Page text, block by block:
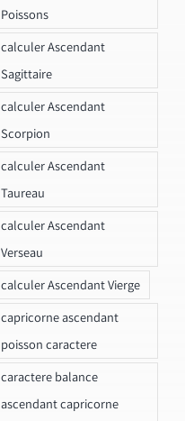
Poissons
calculer Ascendant
Sagittaire
calculer Ascendant
Scorpion
calculer Ascendant
Taureau
calculer Ascendant
Verseau
calculer Ascendant Vierge
capricorne ascendant
poisson caractere
caractere balance
ascendant capricorne